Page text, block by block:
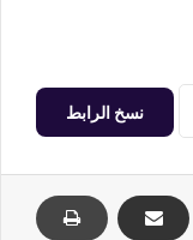
نسخ الرابط